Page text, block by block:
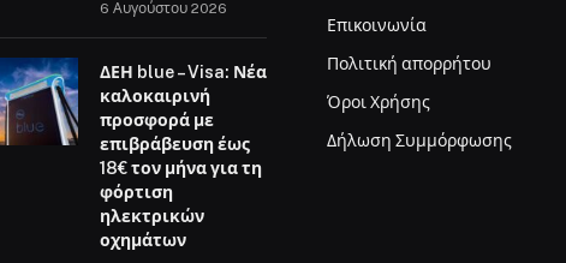
6 Αυγούστου 2026
ΔΕΗ blue – Visa: Νέα
καλοκαιρινή
προσφορά με
επιβράβευση έως
18€ τον μήνα για τη
φόρτιση
ηλεκτρικών
οχημάτων
Επικοινωνία
Πολιτική απορρήτου
Όροι Χρήσης
Δήλωση Συμμόρφωσης